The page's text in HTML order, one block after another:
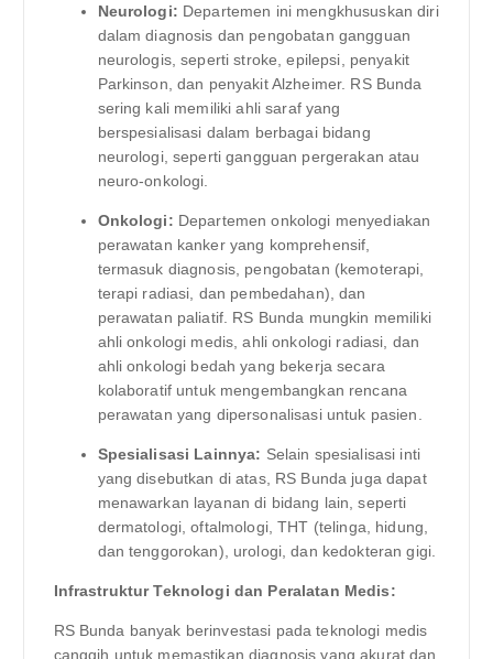
Neurologi: Departemen ini mengkhususkan diri
dalam diagnosis dan pengobatan gangguan
neurologis, seperti stroke, epilepsi, penyakit
Parkinson, dan penyakit Alzheimer. RS Bunda
sering kali memiliki ahli saraf yang
berspesialisasi dalam berbagai bidang
neurologi, seperti gangguan pergerakan atau
neuro-onkologi.
Onkologi: Departemen onkologi menyediakan
perawatan kanker yang komprehensif,
termasuk diagnosis, pengobatan (kemoterapi,
terapi radiasi, dan pembedahan), dan
perawatan paliatif. RS Bunda mungkin memiliki
ahli onkologi medis, ahli onkologi radiasi, dan
ahli onkologi bedah yang bekerja secara
kolaboratif untuk mengembangkan rencana
perawatan yang dipersonalisasi untuk pasien.
Spesialisasi Lainnya: Selain spesialisasi inti
yang disebutkan di atas, RS Bunda juga dapat
menawarkan layanan di bidang lain, seperti
dermatologi, oftalmologi, THT (telinga, hidung,
dan tenggorokan), urologi, dan kedokteran gigi.
Infrastruktur Teknologi dan Peralatan Medis:
RS Bunda banyak berinvestasi pada teknologi medis
canggih untuk memastikan diagnosis yang akurat dan